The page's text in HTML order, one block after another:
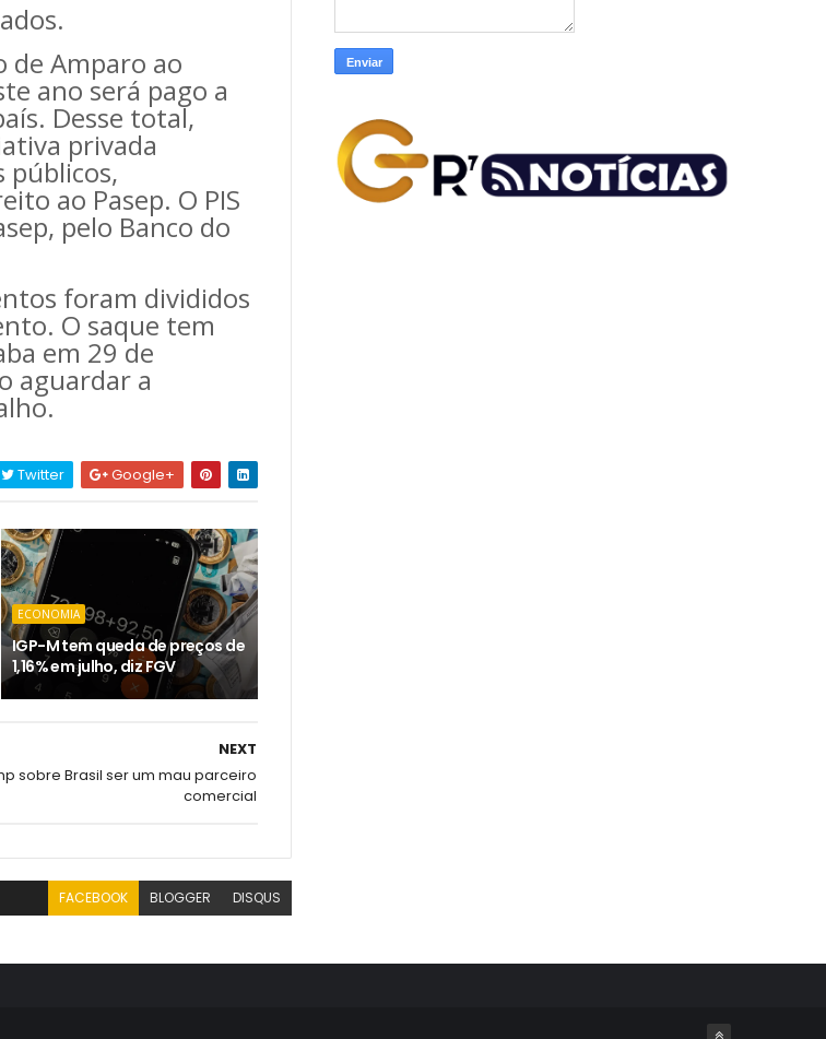
de Amparo ao
ano será pago a
Desse total,
privada
públicos,
ao Pasep. O PIS
pelo Banco do
foram divididos
O saque tem
em 29 de
aguardar a
Twitter Google+
ECONOMIA
IGP-M tem queda de preços de
1,16% em julho, diz FGV
NEXT
sobre Brasil ser um mau parceiro
comercial
FACEBOOK BLOGGER DISQUS